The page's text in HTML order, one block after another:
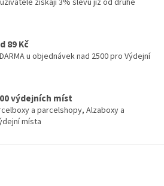
r
v
s
u
89 Kč
u objednávek nad 2500 pro Výdejní
výdejních míst
a parcelshopy, Alzaboxy a
místa